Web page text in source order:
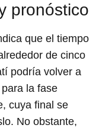
pronóstico
que el tiempo
de cinco
podría volver a
la fase
cuya final se
No obstante,